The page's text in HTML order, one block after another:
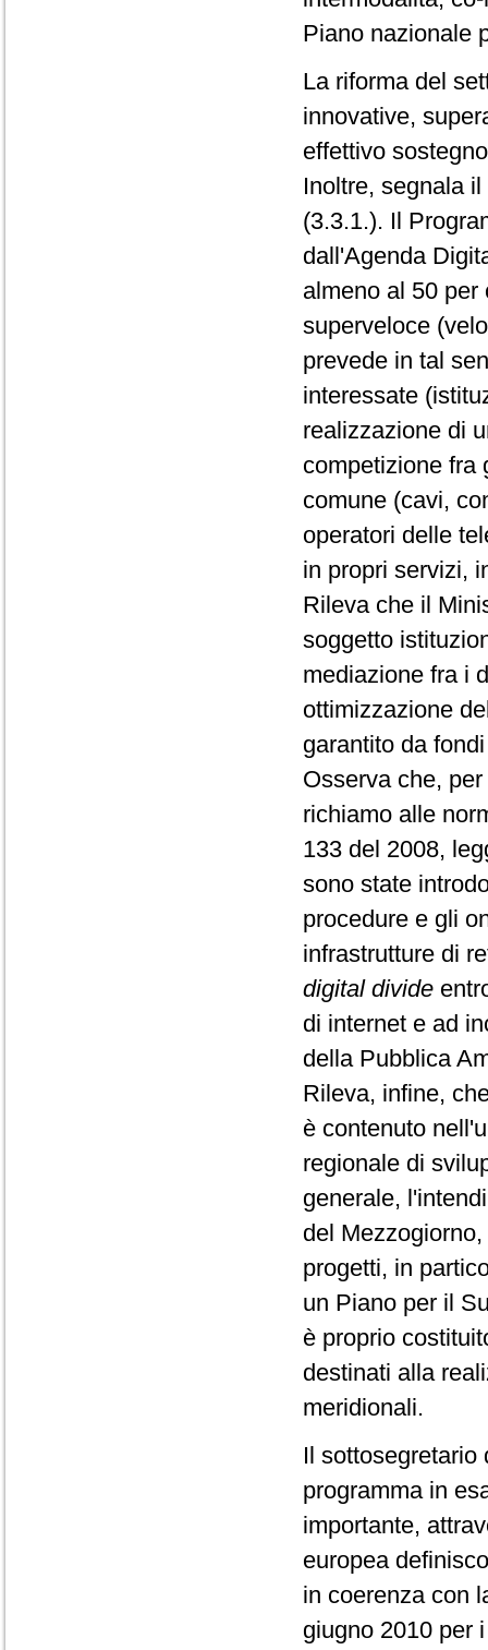
Piano nazionale
La riforma del
innovative,
effettivo
Inoltre, segnala
(3.3.1.). Il
dall'Agenda
almeno al 50
superveloce
prevede in tal
interessate
realizzazione di
competizione fra
comune (cavi,
operatori delle
in propri servizi,
Rileva che il
soggetto
mediazione fra i
ottimizzazione
garantito da
Osserva che,
richiamo alle
133 del 2008,
sono state
procedure e gli
infrastrutture di
digital divide
di internet e ad
della Pubblica
Rileva, infine,
è contenuto
regionale di
generale,
del
progetti, in
un Piano per il
è proprio
destinati alla
meridionali.
Il
programma in
importante,
europea
in coerenza con
giugno 2010 per